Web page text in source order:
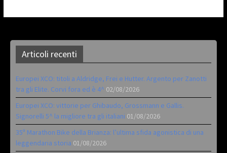
Articoli recenti
Europei XCO: titoli a Aldridge, Frei e Hutter. Argento per Zanotti
tra gli Elite. Corvi fora ed è 4^ 02/08/2026
Europei XCO: vittorie per Ghibaudo, Grossmann e Gallis.
Signorelli 5^ la migliore tra gli italiani 01/08/2026
35ª Marathon Bike della Brianza: l’ultima sfida agonistica di una
leggendaria storia 01/08/2026